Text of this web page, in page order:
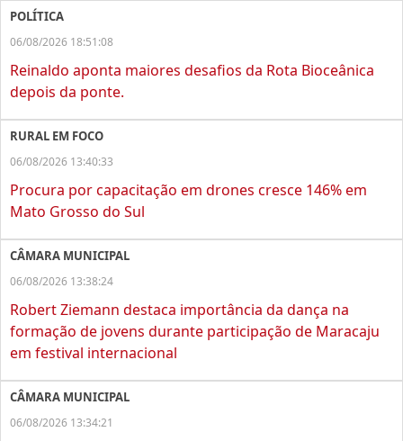
POLÍTICA
06/08/2026 18:51:08
Reinaldo aponta maiores desafios da Rota Bioceânica
depois da ponte.
RURAL EM FOCO
06/08/2026 13:40:33
Procura por capacitação em drones cresce 146% em
Mato Grosso do Sul
CÂMARA MUNICIPAL
06/08/2026 13:38:24
Robert Ziemann destaca importância da dança na
formação de jovens durante participação de Maracaju
em festival internacional
CÂMARA MUNICIPAL
06/08/2026 13:34:21